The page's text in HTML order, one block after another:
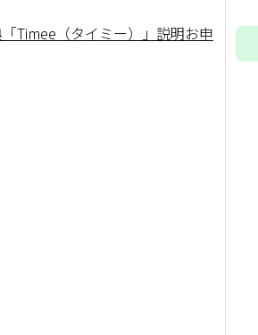
Timee（タイミー）」説明お申